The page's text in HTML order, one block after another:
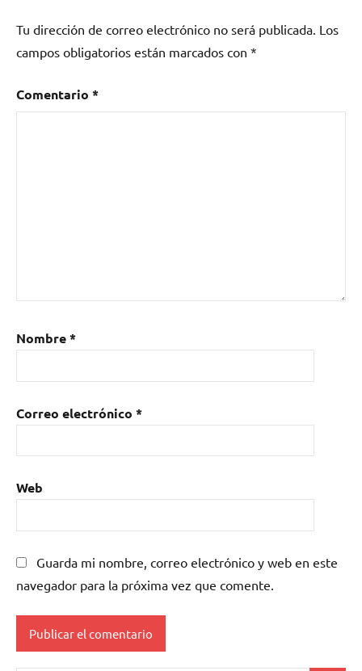
Tu dirección de correo electrónico no será publicada. Los
campos obligatorios están marcados con *
Comentario *
Nombre*
Correo electrónico *
Web
Guarda mi nombre, correo electrónico y web en este
navegador para la próxima vez que comente.